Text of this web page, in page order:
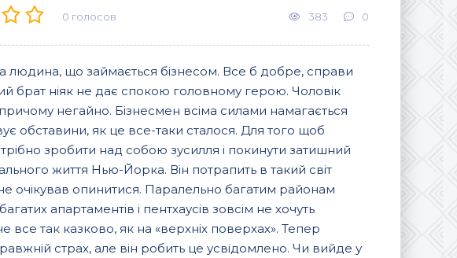
0 голосов 383 0
людина, що займається бізнесом. Все б добре, справи
брат ніяк не дає спокою головному герою. Чоловік
негайно. Бізнесмен всіма силами намагається
обставини, як це все-таки сталося. Для того щоб
зробити над собою зусилля і покинути затишний
життя Нью-Йорка. Він потрапить в такий світ
очікував опинитися. Паралельно багатим районам
апартаментів і пентхаусів зовсім не хочуть
все так казково, як на «верхніх поверхах». Тепер
страх, але він робить це усвідомлено. Чи вийде у